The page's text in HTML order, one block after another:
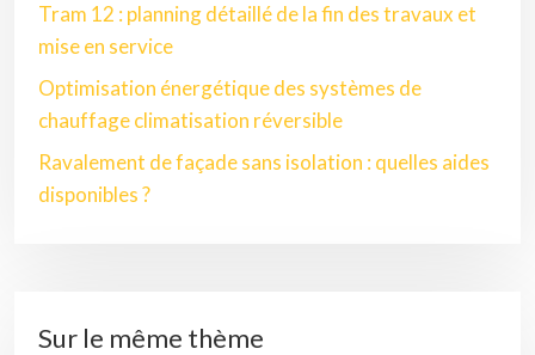
Tram 12 : planning détaillé de la fin des travaux et
mise en service
Optimisation énergétique des systèmes de
chauffage climatisation réversible
Ravalement de façade sans isolation : quelles aides
disponibles ?
Sur le même thème